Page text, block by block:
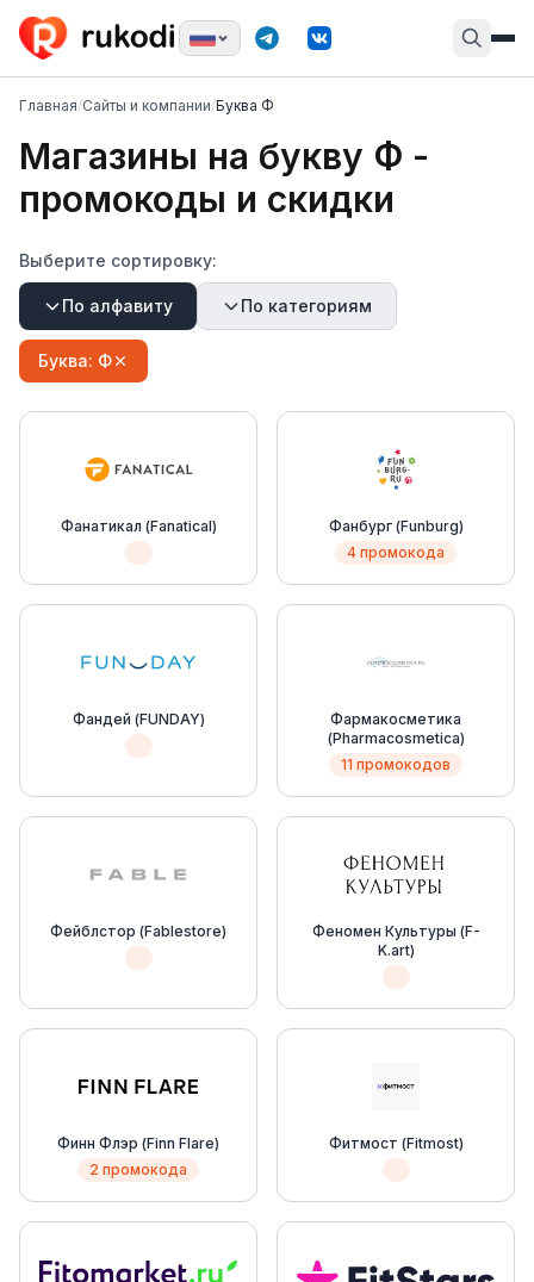
Главная/Сайты и компании/Буква Ф
Магазины на букву Ф -
промокоды и скидки
Выберите сортировку:
По алфавиту По категориям
Буква: Ф
Фанатикал (Fanatical)
Фанбург (Funburg)
4 промокода
Фандей (FUNDAY)
Фармакосметика
(Pharmacosmetica)
11 промокодов
Фейблстор (Fablestore)
Феномен Культуры (F-
K.art)
Финн Флэр (Finn Flare)
2 промокода
Фитмост (Fitmost)